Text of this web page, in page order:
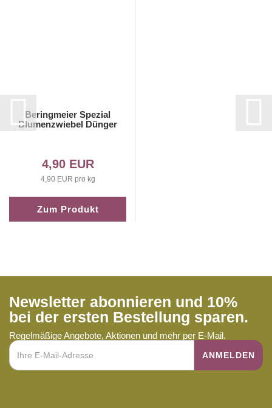
Beringmeier Spezial
Blumenzwiebel Dünger
4,90 EUR
4,90 EUR pro kg
Zum Produkt
Newsletter abonnieren und 10%
bei der ersten Bestellung sparen.
Regelmäßige Angebote, Aktionen und mehr per E-Mail.